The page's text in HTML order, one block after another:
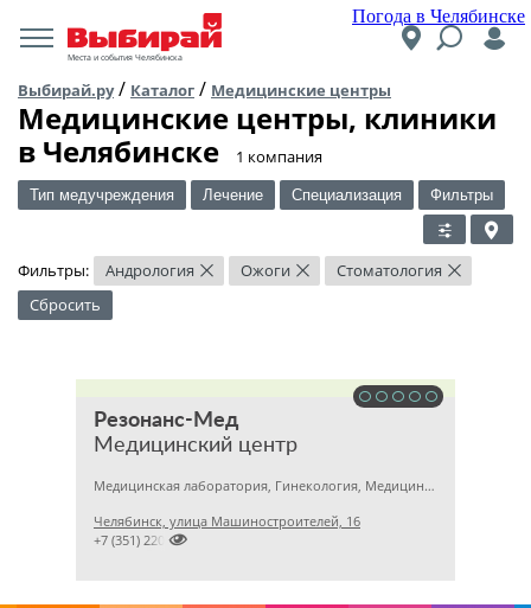
Погода в Челябинске
Места и события Челябинска
Выбирай.ру/ Каталог / Медицинские центры
Медицинские центры, клиники
в Челябинске
​1 компания
Тип медучреждения Лечение Специализация Фильтры
Фильтры: Андрология × Ожоги × Стоматология ×
Сбросить
Резонанс-Мед
Медицинский центр
Медицинская лаборатория, Гинекология, Медицинский центр
Челябинск, улица Машиностроителей, 16

+7 (351) 2201031